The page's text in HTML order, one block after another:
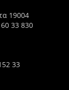
19004
33 830
33